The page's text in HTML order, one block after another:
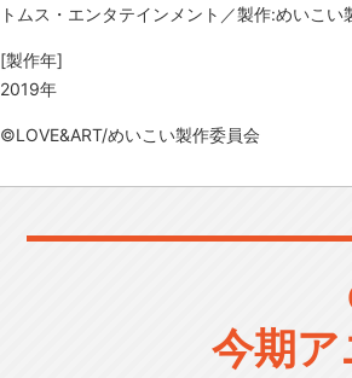
トムス・エンタテインメント／製作:めいこい
[製作年]
2019年
©LOVE&ART/めいこい製作委員会
今期ア